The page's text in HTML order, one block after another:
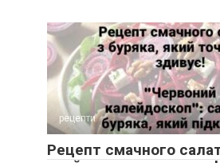
рецепти
Рецепт смачного